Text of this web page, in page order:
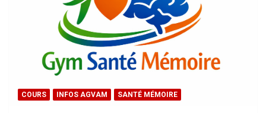
COURS INFOS AGVAM SANTÉ MÉMOIRE